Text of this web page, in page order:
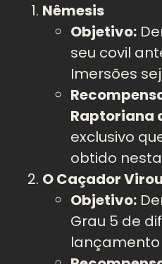
Nêmesis
Objetivo:
seu covil
Imersões
Raptoriana
exclusivo
obtido
O Caçador
Objetivo:
Grau 5 de
lançamento